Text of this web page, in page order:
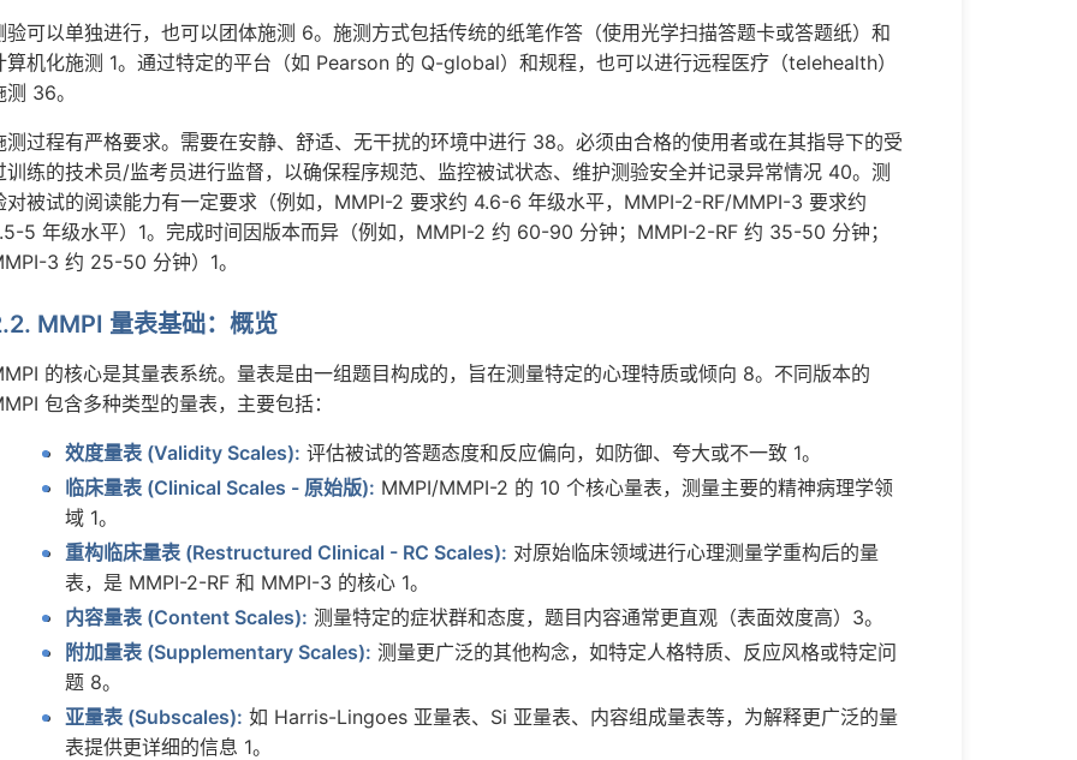
验可以单独进行，也可以团体施测 6。施测方式包括传统的纸笔作答（使用光学扫描答题卡或答题纸）和
算机化施测 1。通过特定的平台（如 Pearson 的 Q-global）和规程，也可以进行远程医疗（telehealth）
测 36。
测过程有严格要求。需要在安静、舒适、无干扰的环境中进行 38。必须由合格的使用者或在其指导下的受
训练的技术员/监考员进行监督，以确保程序规范、监控被试状态、维护测验安全并记录异常情况 40。测
对被试的阅读能力有一定要求（例如，MMPI-2 要求约 4.6-6 年级水平，MMPI-2-RF/MMPI-3 要求约
5 年级水平）1。完成时间因版本而异（例如，MMPI-2 约 60-90 分钟；MMPI-2-RF 约 35-50 分钟；
3 约 25-50 分钟）1。
MMPI 量表基础：概览
的核心是其量表系统。量表是由一组题目构成的，旨在测量特定的心理特质或倾向 8。不同版本的
包含多种类型的量表，主要包括：
效度量表 (Validity Scales): 评估被试的答题态度和反应偏向，如防御、夸大或不一致 1。
临床量表 (Clinical Scales - 原始版): MMPI/MMPI-2 的 10 个核心量表，测量主要的精神病理学领
域 1。
重构临床量表 (Restructured Clinical - RC Scales): 对原始临床领域进行心理测量学重构后的量
表，是 MMPI-2-RF 和 MMPI-3 的核心 1。
内容量表 (Content Scales): 测量特定的症状群和态度，题目内容通常更直观（表面效度高）3。
附加量表 (Supplementary Scales): 测量更广泛的其他构念，如特定人格特质、反应风格或特定问
题 8。
亚量表 (Subscales): 如 Harris-Lingoes 亚量表、Si 亚量表、内容组成量表等，为解释更广泛的量
表提供更详细的信息 1。